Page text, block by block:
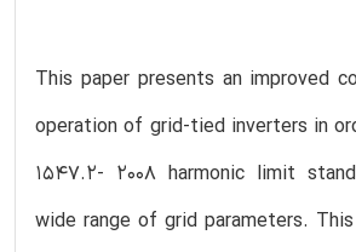
This paper presents an improved
operation of grid-tied inverters in
1547.2- 2008 harmonic limit
wide range of grid parameters.